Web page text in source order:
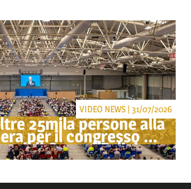
25mila persone alla
per il congresso dei
di Geova "Felici per
sempre"
VIDEO NEWS | 31/07/2026